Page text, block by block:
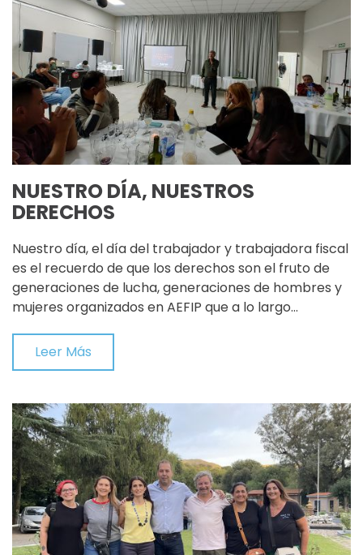
NUESTRO DÍA, NUESTROS
DERECHOS
Nuestro día, el día del trabajador y trabajadora fiscal
es el recuerdo de que los derechos son el fruto de
generaciones de lucha, generaciones de hombres y
mujeres organizados en AEFIP que a lo largo…
Leer Más